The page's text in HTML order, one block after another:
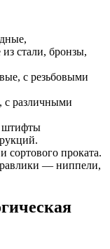
стали, бронзы,
с резьбовыми
различными
штифты
сортового проката.
— ниппели,